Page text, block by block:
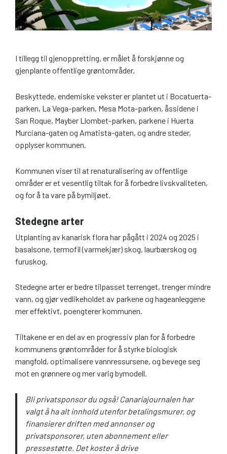
I tillegg til gjenoppretting, er målet å forskjønne og
gjenplante offentlige grøntområder.
Beskyttede, endemiske vekster er plantet ut i Bocatuerta-
parken, La Vega-parken, Mesa Mota-parken, åssidene i
San Roque, Mayber Llombet-parken, parkene i Huerta
Murciana-gaten og Amatista-gaten, og andre steder,
opplyser kommunen.
Kommunen viser til at renaturalisering av offentlige
områder er et vesentlig tiltak for å forbedre livskvaliteten,
og for å ta vare på bymiljøet.
Stedegne arter
Utplanting av kanarisk flora har pågått i 2024 og 2025 i
basalsone, termofil (varmekjær) skog, laurbærskog og
furuskog.
Stedegne arter er bedre tilpasset terrenget, trenger mindre
vann, og gjør vedlikeholdet av parkene og hageanleggene
mer effektivt, poengterer kommunen.
Tiltakene er en del av en progressiv plan for å forbedre
kommunens grøntområder for å styrke biologisk
mangfold, optimalisere vannressursene, og bevege seg
mot en grønnere og mer varig bymodell.
Bli privatsponsor du også! Canariajournalen har
valgt å ha alt innhold utenfor betalingsmurer, og
finansierer driften med annonser og
privatsponsorer, uten abonnement eller
pressestøtte. Det koster å drive